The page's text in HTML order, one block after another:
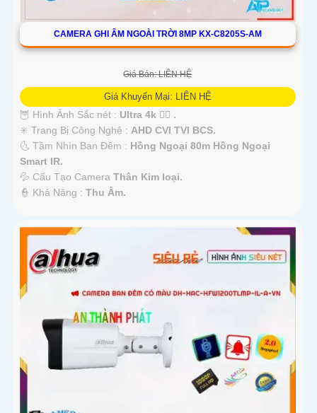
CAMERA GHI ÂM NGOÀI TRỜI 8MP KX-C8205S-AM
Giá Bán: LIÊN HỆ
Giá Khuyến Mại: LIÊN HỆ
🦉 Hình Ảnh Sắc nét : Ultra 4k 👍🏾 .
✳️ Trang Bị Công Nghệ : AHD CVI TVI BCS.
🌜 Tầm Nhìn Ban Đêm : Hồng Ngoại 80m Hồng Ngoại
Smart IR.
💦 Cấu Tạo Camera Thân Kim loại.
️👮 Khả Năng : Thu Âm.